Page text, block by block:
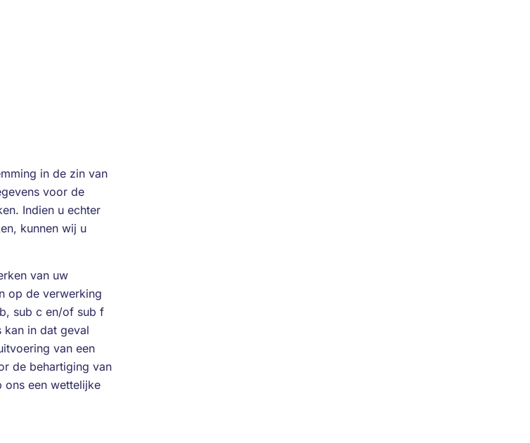
in de zin van
voor de
Indien u echter
kunnen wij u
van uw
op de verwerking
sub c en/of sub f
kan in dat geval
van een
de behartiging van
ons een wettelijke